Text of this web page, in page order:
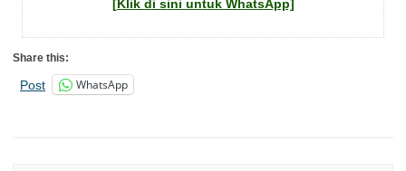
[Klik di sini untuk WhatsApp]
Share this:
Post WhatsApp